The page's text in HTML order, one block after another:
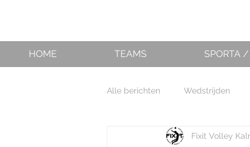
HOME TEAMS SPORTA
Alle berichten Wedstrijden
Fixit Volley